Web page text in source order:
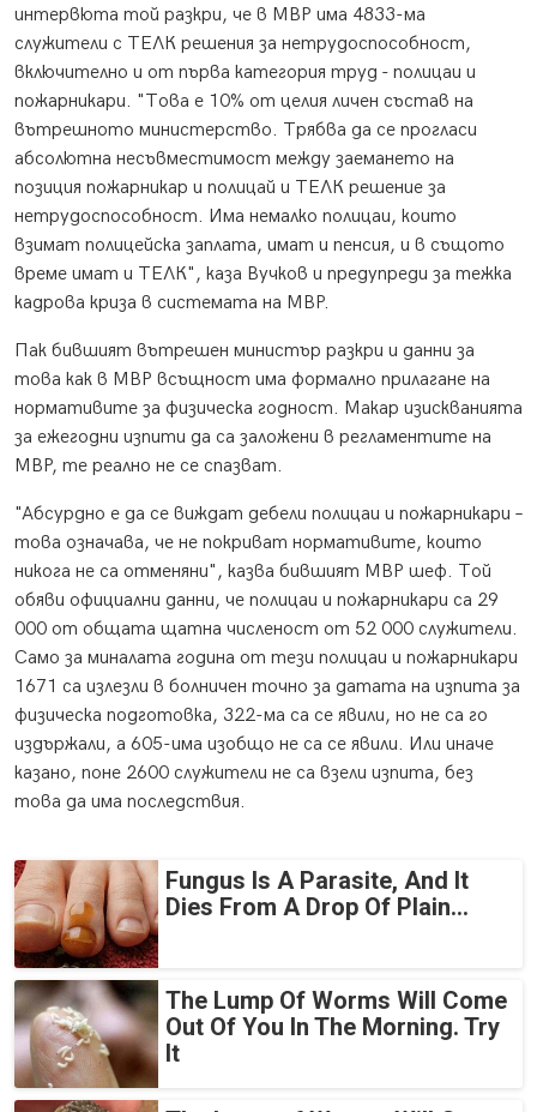
интервюта той разкри, че в МВР има 4833-ма
служители с ТЕЛК решения за нетрудоспособност,
включително и от първа категория труд - полицаи и
пожарникари. "Това е 10% от целия личен състав на
вътрешното министерство. Трябва да се прогласи
абсолютна несъвместимост между заемането на
позиция пожарникар и полицай и ТЕЛК решение за
нетрудоспособност. Има немалко полицаи, които
взимат полицейска заплата, имат и пенсия, и в същото
време имат и ТЕЛК", каза Вучков и предупреди за тежка
кадрова криза в системата на МВР.
Пак бившият вътрешен министър разкри и данни за
това как в МВР всъщност има формално прилагане на
нормативите за физическа годност. Макар изискванията
за ежегодни изпити да са заложени в регламентите на
МВР, те реално не се спазват.
"Абсурдно е да се виждат дебели полицаи и пожарникари –
това означава, че не покриват нормативите, които
никога не са отменяни", казва бившият МВР шеф. Той
обяви официални данни, че полицаи и пожарникари са 29
000 от общата щатна численост от 52 000 служители.
Само за миналата година от тези полицаи и пожарникари
1671 са излезли в болничен точно за датата на изпита за
физическа подготовка, 322-ма са се явили, но не са го
издържали, а 605-има изобщо не са се явили. Или иначе
казано, поне 2600 служители не са взели изпита, без
това да има последствия.
Fungus Is A Parasite, And It
Dies From A Drop Of Plain...
The Lump Of Worms Will Come
Out Of You In The Morning. Try
It